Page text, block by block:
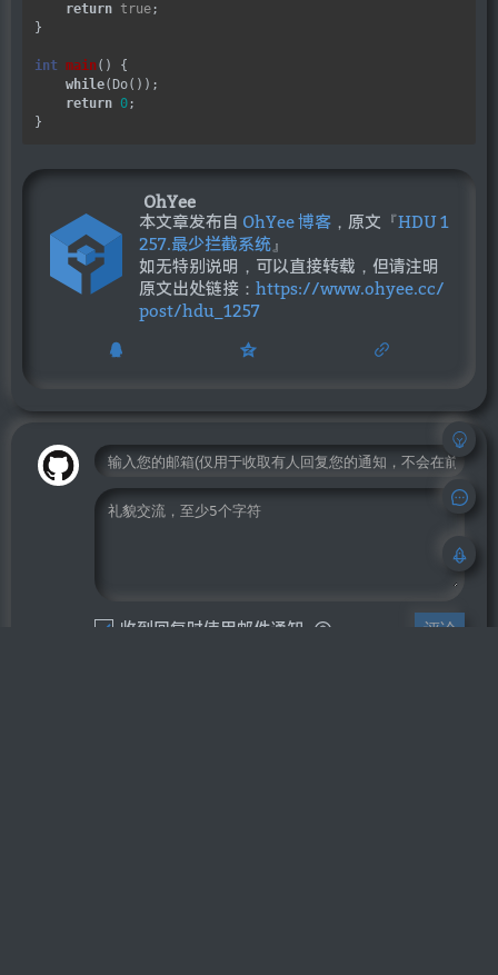
return true;
}
int main() {
while(Do());
return 0;
OhYee
本文章发布自 OhYee 博客 ，原文『HDU 1
257.最少拦截系统 』
如无特别说明，可以直接转载，但请注明
原文出处链接： https://www.ohyee.cc/
post/hdu_1257
收到回复时使用邮件通知 评论